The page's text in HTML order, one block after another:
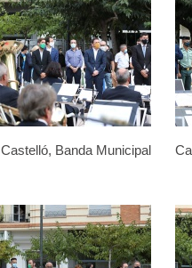
Castelló, Banda Municipal